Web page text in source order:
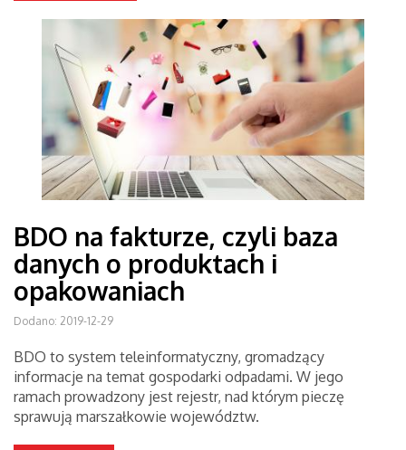
BDO na fakturze, czyli baza
danych o produktach i
opakowaniach
Dodano: 2019-12-29
BDO to system teleinformatyczny, gromadzący
informacje na temat gospodarki odpadami. W jego
ramach prowadzony jest rejestr, nad którym pieczę
sprawują marszałkowie województw.